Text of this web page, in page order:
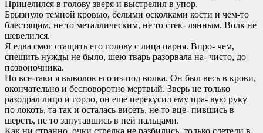
Прицелился в голову зверя и выстрелил в упор.
Брызнуло темной кровью, белыми осколками кости и чем-то
блестящим, не то металлическим, не то стек- лянным. Волк не
шевелился.
Я едва смог стащить его голову с лица парня. Впро- чем,
спешить нужды не было, шею тварь разорвала на- чисто, до
позвоночника.
Но все-таки я выволок его из-под волка. Он был весь в крови,
окончательно и бесповоротно мертвый. Зверь не только
разодрал лицо и горло, он еще перекусил ему пра- вую руку
по локоть, та так и осталась висеть, не то вце- пившись в
шерсть, не то запутавшись в ней пальцами.
Как ни странно, очки стрелка не разбились, только слетели в